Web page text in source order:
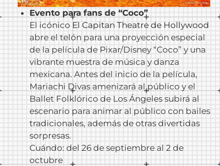
Evento para fans de “Coco”
El icónico El Capitan Theatre de Hollywood
abre el telón para una proyección especial
de la película de Pixar/Disney “Coco” y una
vibrante muestra de música y danza
mexicana. Antes del inicio de la película,
Mariachi Divas amenizará al público y el
Ballet Folklórico de Los Ángeles subirá al
escenario para animar al público con bailes
tradicionales, además de otras divertidas
sorpresas.
Cuándo: del 26 de septiembre al 2 de
octubre